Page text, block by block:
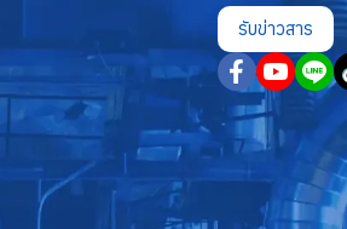
รับข่าวสาร